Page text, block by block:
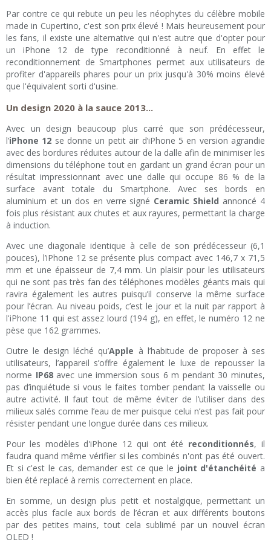
Par contre ce qui rebute un peu les néophytes du célèbre mobile
made in Cupertino, c'est son prix élevé ! Mais heureusement pour
les fans, il existe une alternative qui n'est autre que d'opter pour
un iPhone 12 de type reconditionné à neuf. En effet le
reconditionnement de Smartphones permet aux utilisateurs de
profiter d'appareils phares pour un prix jusqu'à 30% moins élevé
que l'équivalent sorti d'usine.
Un design 2020 à la sauce 2013...
Avec un design beaucoup plus carré que son prédécesseur,
l’iPhone 12 se donne un petit air d’iPhone 5 en version agrandie
avec des bordures réduites autour de la dalle afin de minimiser les
dimensions du téléphone tout en gardant un grand écran pour un
résultat impressionnant avec une dalle qui occupe 86 % de la
surface avant totale du Smartphone. Avec ses bords en
aluminium et un dos en verre signé Ceramic Shield annoncé 4
fois plus résistant aux chutes et aux rayures, permettant la charge
à induction.
Avec une diagonale identique à celle de son prédécesseur (6,1
pouces), l’iPhone 12 se présente plus compact avec 146,7 x 71,5
mm et une épaisseur de 7,4 mm. Un plaisir pour les utilisateurs
qui ne sont pas très fan des téléphones modèles géants mais qui
ravira également les autres puisqu’il conserve la même surface
pour l’écran. Au niveau poids, c’est le jour et la nuit par rapport à
l'iPhone 11 qui est assez lourd (194 g), en effet, le numéro 12 ne
pèse que 162 grammes.
Outre le design léché qu’Apple à l’habitude de proposer à ses
utilisateurs, l’appareil s’offre également le luxe de repousser la
norme IP68avec une immersion sous 6 m pendant 30 minutes,
pas d’inquiétude si vous le faites tomber pendant la vaisselle ou
autre activité. Il faut tout de même éviter de l’utiliser dans des
milieux salés comme l’eau de mer puisque celui n’est pas fait pour
résister pendant une longue durée dans ces milieux.
Pour les modèles d'iPhone 12 qui ont été reconditionnés, il
faudra quand même vérifier si les combinés n'ont pas été ouvert.
Et si c'est le cas, demander est ce que le joint d'étanchéité a
bien été replacé à remis correctement en place.
En somme, un design plus petit et nostalgique, permettant un
accès plus facile aux bords de l’écran et aux différents boutons
par des petites mains, tout cela sublimé par un nouvel écran
OLED !